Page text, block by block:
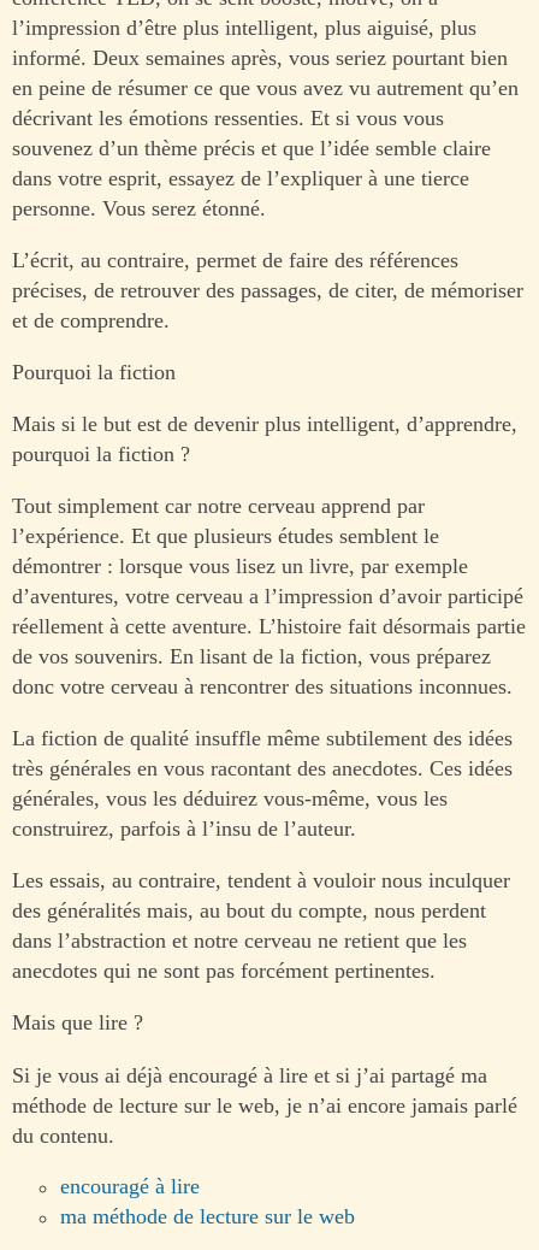
l’impression d’être plus intelligent, plus aiguisé, plus
informé. Deux semaines après, vous seriez pourtant bien
en peine de résumer ce que vous avez vu autrement qu’en
décrivant les émotions ressenties. Et si vous vous
souvenez d’un thème précis et que l’idée semble claire
dans votre esprit, essayez de l’expliquer à une tierce
personne. Vous serez étonné.
L’écrit, au contraire, permet de faire des références
précises, de retrouver des passages, de citer, de mémoriser
et de comprendre.
Pourquoi la fiction
Mais si le but est de devenir plus intelligent, d’apprendre,
pourquoi la fiction ?
Tout simplement car notre cerveau apprend par
l’expérience. Et que plusieurs études semblent le
démontrer : lorsque vous lisez un livre, par exemple
d’aventures, votre cerveau a l’impression d’avoir participé
réellement à cette aventure. L’histoire fait désormais partie
de vos souvenirs. En lisant de la fiction, vous préparez
donc votre cerveau à rencontrer des situations inconnues.
La fiction de qualité insuffle même subtilement des idées
très générales en vous racontant des anecdotes. Ces idées
générales, vous les déduirez vous-même, vous les
construirez, parfois à l’insu de l’auteur.
Les essais, au contraire, tendent à vouloir nous inculquer
des généralités mais, au bout du compte, nous perdent
dans l’abstraction et notre cerveau ne retient que les
anecdotes qui ne sont pas forcément pertinentes.
Mais que lire ?
Si je vous ai déjà encouragé à lire et si j’ai partagé ma
méthode de lecture sur le web, je n’ai encore jamais parlé
du contenu.
encouragé à lire
ma méthode de lecture sur le web